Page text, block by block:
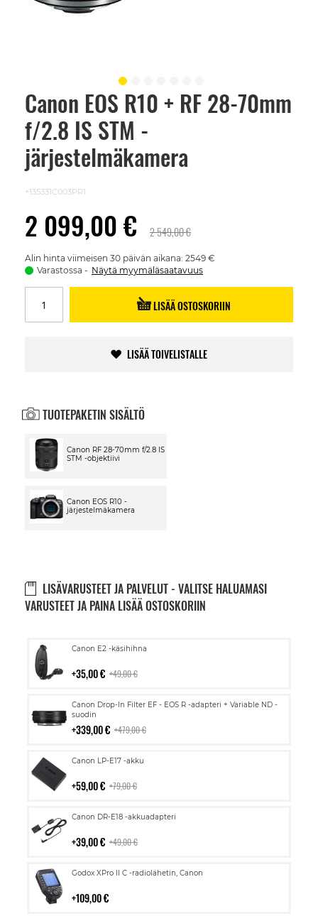
Canon EOS R10 + RF 28-70mm
f/2.8 IS STM -
järjestelmäkamera
+135331C003PR1
2 099,00 € 2 549,00 €
Alin hinta viimeisen 30 päivän aikana: 2549 €
Varastossa
Näytä myymäläsaatavuus
LISÄÄ OSTOSKORIIN
LISÄÄ TOIVELISTALLE
TUOTEPAKETIN SISÄLTÖ
Canon RF 28-70mm f/2.8 IS
STM -objektiivi
Canon EOS R10 -
järjestelmäkamera
LISÄVARUSTEET JA PALVELUT - VALITSE HALUAMASI
VARUSTEET JA PAINA LISÄÄ OSTOSKORIIN
Canon E2 -käsihihna
35,00 € 49,00 €
Lisää
Canon Drop-In Filter EF - EOS R -adapteri + Variable ND -
suodin
339,00 € 479,00 €
Lisää
ostoskoriin
Canon LP-E17 -akku
59,00 € 79,00 €
Lisää
Canon DR-E18 -akkuadapteri
39,00 € 49,00 €
Lisää
Godox XPro II C -radiolähetin, Canon
109,00 €
Lisää
Skip
beginning
images